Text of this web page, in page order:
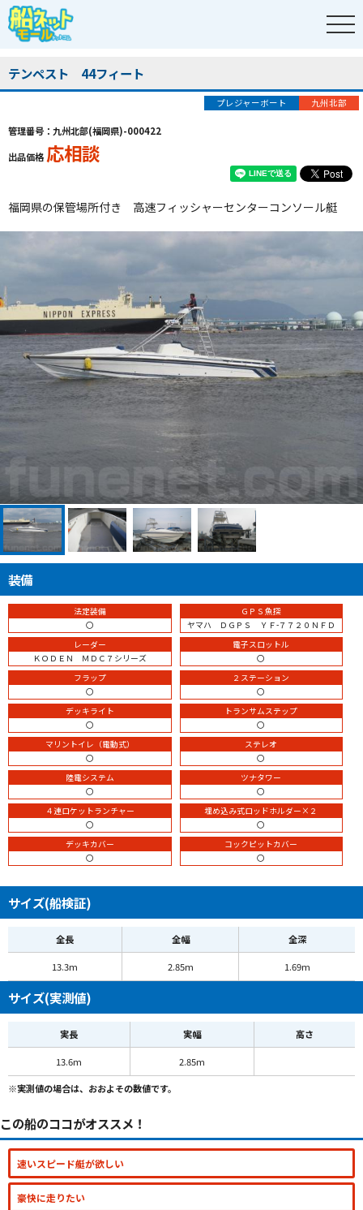
テンペスト 44フィート
プレジャーボート 九州北部
管理番号：九州北部(福岡県)-000422
出品価格応相談
福岡県の保管場所付き 高速フィッシャーセンターコンソール艇
装備
法定装備
〇
ＧＰＳ魚探
ヤマハ ＤＧＰＳ ＹＦ-７７２０ＮＦＤ
レーダー
ＫＯＤＥＮ ＭＤＣ７シリーズ
電子スロットル
〇
フラップ
〇
２ステーション
〇
デッキライト
〇
トランサムステップ
〇
マリントイレ（電動式）
〇
ステレオ
〇
陸電システム
〇
ツナタワー
〇
４連ロケットランチャー
〇
埋め込み式ロッドホルダー×２
〇
デッキカバー
〇
コックピットカバー
〇
サイズ(船検証)
全長 全幅 全深
13.3m 2.85m 1.69m
サイズ(実測値)
実長 実幅 高さ
13.6m 2.85m
※実測値の場合は、おおよその数値です。
この船のココがオススメ！
速いスピード艇が欲しい
豪快に走りたい